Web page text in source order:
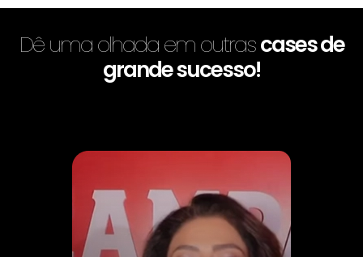
Dê uma olhada em outrascases de
grande sucesso!